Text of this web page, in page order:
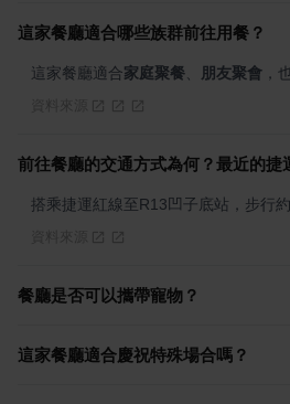
這家餐廳適合哪些族群前往用餐？
這家餐廳適合家庭聚餐 朋友聚會 ，
前往餐廳的交通方式為何？最近的捷
搭乘捷運紅線至R13凹子底站，步行
餐廳是否可以攜帶寵物？
這家餐廳適合慶祝特殊場合嗎？